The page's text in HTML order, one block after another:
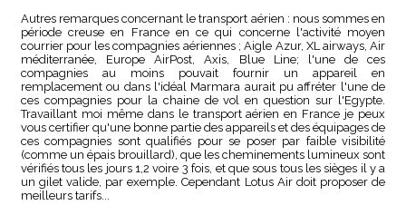
Autres remarques concernant le transport aérien : nous sommes en
période creuse en France en ce qui concerne l'activité moyen
courrier pour les compagnies aériennes ; Aigle Azur, XL airways, Air
méditerranée, Europe AirPost, Axis, Blue Line; l'une de ces
compagnies au moins pouvait fournir un appareil en
remplacement ou dans l'idéal Marmara aurait pu affréter l'une de
ces compagnies pour la chaine de vol en question sur l'Egypte.
Travaillant moi même dans le transport aérien en France je peux
vous certifier qu'une bonne partie des appareils et des équipages de
ces compagnies sont qualifiés pour se poser par faible visibilité
(comme un épais brouillard), que les cheminements lumineux sont
vérifiés tous les jours 1,2 voire 3 fois, et que sous tous les sièges il y a
un gilet valide, par exemple. Cependant Lotus Air doit proposer de
meilleurs tarifs...